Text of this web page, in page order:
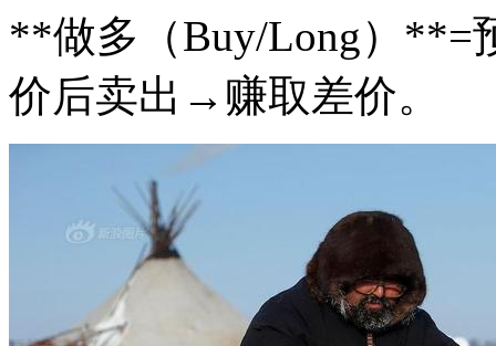
**做多（Buy/Long）
价后卖出→赚取差价。